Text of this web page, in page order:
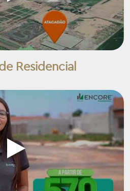
Residencial